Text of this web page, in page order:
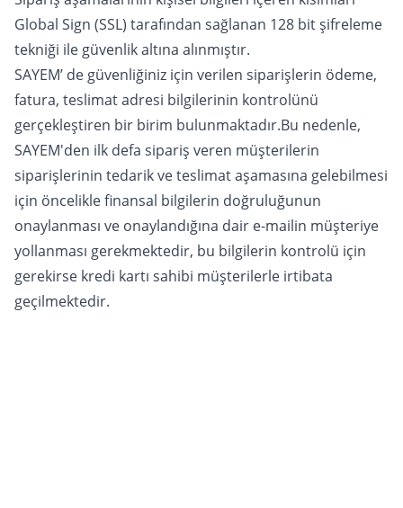
Global Sign (SSL) tarafından sağlanan 128 bit şifreleme
tekniği ile güvenlik altına alınmıştır.
SAYEM’ de güvenliğiniz için verilen siparişlerin ödeme,
fatura, teslimat adresi bilgilerinin kontrolünü
gerçekleştiren bir birim bulunmaktadır.Bu nedenle,
SAYEM'den ilk defa sipariş veren müşterilerin
siparişlerinin tedarik ve teslimat aşamasına gelebilmesi
için öncelikle finansal bilgilerin doğruluğunun
onaylanması ve onaylandığına dair e-mailin müşteriye
yollanması gerekmektedir, bu bilgilerin kontrolü için
gerekirse kredi kartı sahibi müşterilerle irtibata
geçilmektedir.